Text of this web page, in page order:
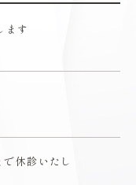
ます
休診いたし